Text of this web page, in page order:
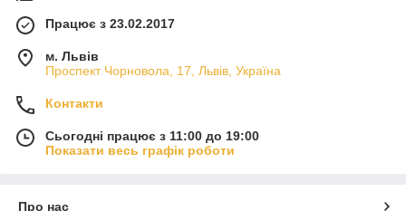
Працює з 23.02.2017
м. Львів
Проспект Чорновола, 17, Львів, Україна
Контакти
Сьогодні працює з 11:00 до 19:00
Показати весь графік роботи
Про нас